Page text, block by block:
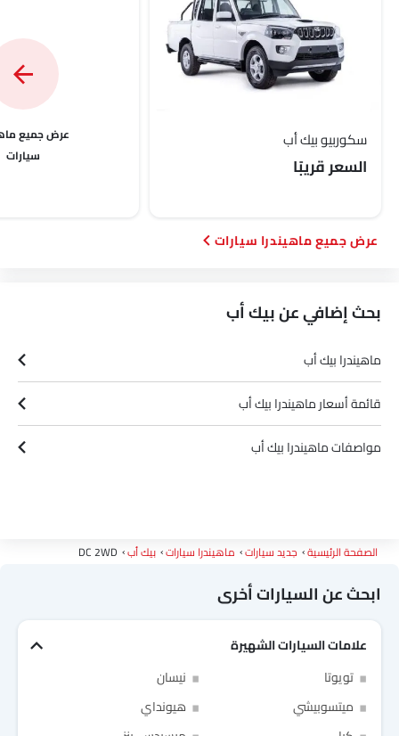
سكوربيو بيك أب
السعر قريبًا
عرض جميع
سيارات
ماهيندرا سيارات
بحث إضافي عن بيك أب
ماهيندرا بيك أب
قائمة أسعار ماهيندرا بيك أب
مواصفات ماهيندرا بيك أب
الصفحة الرئيسية جديد سيارات ماهيندرا سيارات بيك أب DC 2WD
ابحث عن السيارات أخرى
علامات السيارات الشهيرة
تويوتا
نيسان
ميتسوبيشي
هيونداي
Link Your Google Account